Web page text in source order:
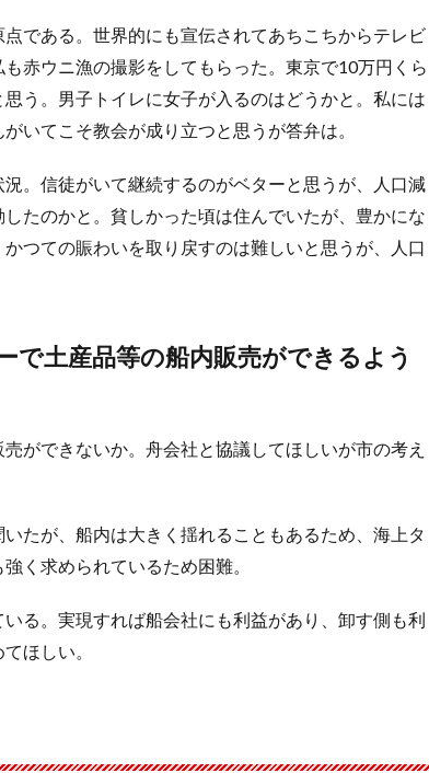
である。世界的にも宣伝されてあちこちからテレビ
赤ウニ漁の撮影をしてもらった。東京で10万円くら
う。男子トイレに女子が入るのはどうかと。私には
いてこそ教会が成り立つと思うが答弁は。
。信徒がいて継続するのがベターと思うが、人口減
たのかと。貧しかった頃は住んでいたが、豊かにな
つての賑わいを取り戻すのは難しいと思うが、人口
で土産品等の船内販売ができるよう
ができないか。舟会社と協議してほしいが市の考え
たが、船内は大きく揺れることもあるため、海上タ
く求められているため困難。
る。実現すれば船会社にも利益があり、卸す側も利
ほしい。